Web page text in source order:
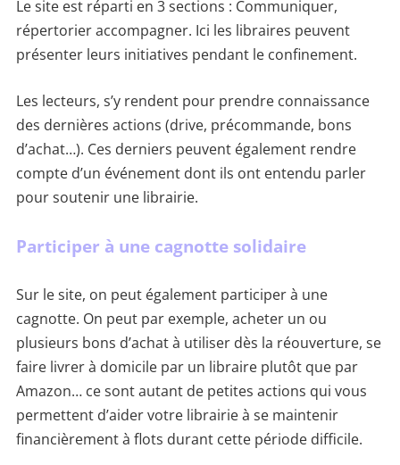
Le site est réparti en 3 sections : Communiquer,
répertorier accompagner. Ici les libraires peuvent
présenter leurs initiatives pendant le confinement.
Les lecteurs, s’y rendent pour prendre connaissance
des dernières actions (drive, précommande, bons
d’achat…). Ces derniers peuvent également rendre
compte d’un événement dont ils ont entendu parler
pour soutenir une librairie.
Participer à une cagnotte solidaire
Sur le site, on peut également participer à une
cagnotte. On peut par exemple, acheter un ou
plusieurs bons d’achat à utiliser dès la réouverture, se
faire livrer à domicile par un libraire plutôt que par
Amazon… ce sont autant de petites actions qui vous
permettent d’aider votre librairie à se maintenir
financièrement à flots durant cette période difficile.